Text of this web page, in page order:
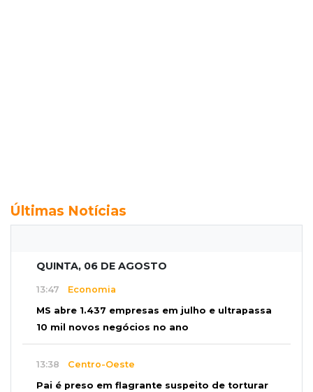
Últimas Notícias
QUINTA, 06 DE AGOSTO
13:47 Economia
MS abre 1.437 empresas em julho e ultrapassa
10 mil novos negócios no ano
13:38 Centro-Oeste
Pai é preso em flagrante suspeito de torturar